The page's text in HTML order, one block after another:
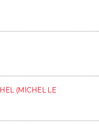
(MICHEL LE